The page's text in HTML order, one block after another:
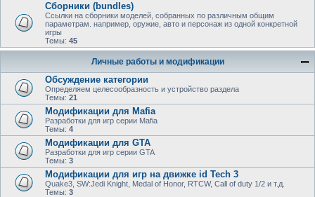
Сборники (bundles)
Ссылки на сборники моделей, собранных по различным общим
параметрам. например, оружие, авто и персонаж из одной конкретной
игры
Темы: 45
Личные работы и модификации
Обсуждение категории
Определяем целесообразность и устройство раздела
Темы: 21
Модификации для Mafia
Разработки для игр серии Mafia
Темы: 4
Модификации для GTA
Разработки для игр серии GTA
Темы: 3
Модификации для игр на движке id Tech 3
Quake3, SW:Jedi Knight, Medal of Honor, RTCW, Call of duty 1/2 и т.д.
Темы: 3